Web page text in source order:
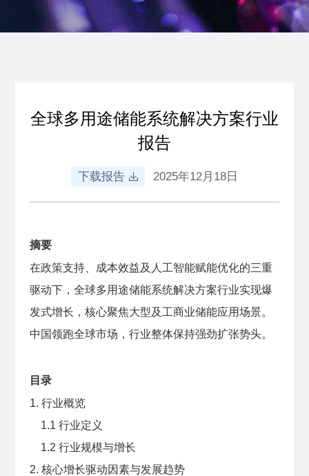
全球多用途储能系统解决方案行业
报告
下载报告 2025年12月18日
摘要
在政策支持、成本效益及人工智能赋能优化的三重
驱动下，全球多用途储能系统解决方案行业实现爆
发式增长，核心聚焦大型及工商业储能应用场景。
中国领跑全球市场，行业整体保持强劲扩张势头。
目录
1. 行业概览
1.1 行业定义
1.2 行业规模与增长
2. 核心增长驱动因素与发展趋势